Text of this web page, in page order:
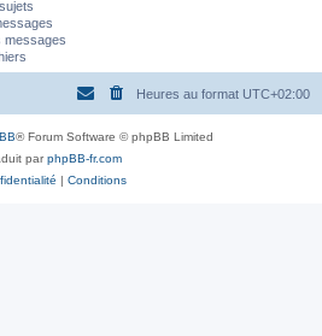
messages
Heures au format UTC+02:00
® Forum Software © phpBB Limited
parphpBB-fr.com
| Conditions